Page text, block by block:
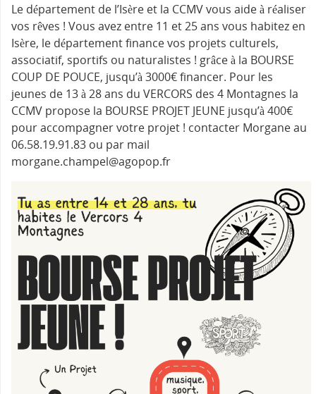
Le département de l’Isère et la CCMV vous aide à réaliser
vos rêves ! Vous avez entre 11 et 25 ans vous habitez en
Isère, le département finance vos projets culturels,
associatif, sportifs ou naturalistes ! grâce à la BOURSE
COUP DE POUCE, jusqu’à 3000€ financer. Pour les
jeunes de 13 à 28 ans du VERCORS des 4 Montagnes la
CCMV propose la BOURSE PROJET JEUNE jusqu’à 400€
pour accompagner votre projet ! contacter Morgane au
06.58.19.91.83 ou par mail
morgane.champel@agopop.fr